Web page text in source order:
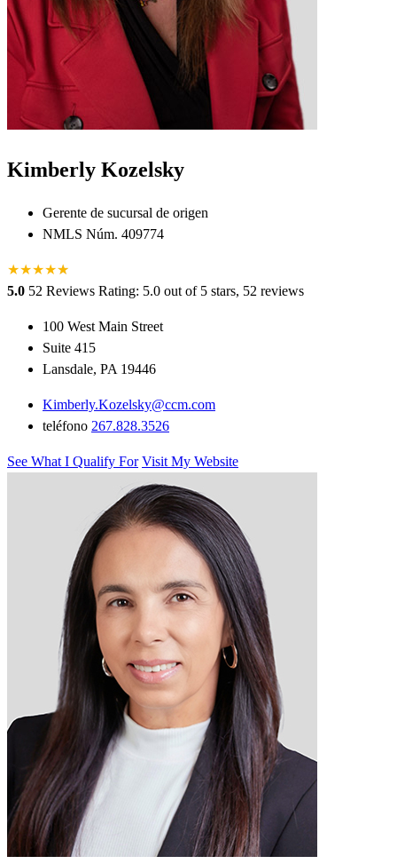
Kimberly Kozelsky
Gerente de sucursal de origen
NMLS Núm. 409774
★★★★★
★
5.0 52 Reviews Rating: 5.0 out of 5 stars, 52 reviews
100 West Main Street
Suite 415
Lansdale, PA 19446
Kimberly.Kozelsky@ccm.com
teléfono 267.828.3526
See What I Qualify For Visit My Website